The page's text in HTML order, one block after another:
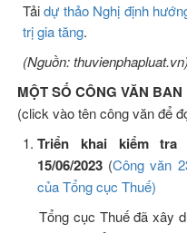
Tảidự thảo Nghị định
trị gia tăng.
(Nguồn: thuvienphapluat.vn)
MỘT SỐ CÔNG VĂN
(click vào tên công văn để
Triển khai kiểm
15/06/2023 (Công văn
của Tổng cục Thuế)
Tổng cục Thuế đã xây